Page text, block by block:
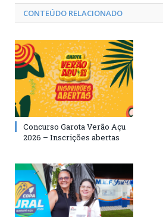
CONTEÚDO RELACIONADO
Concurso Garota Verão Açu
2026 – Inscrições abertas